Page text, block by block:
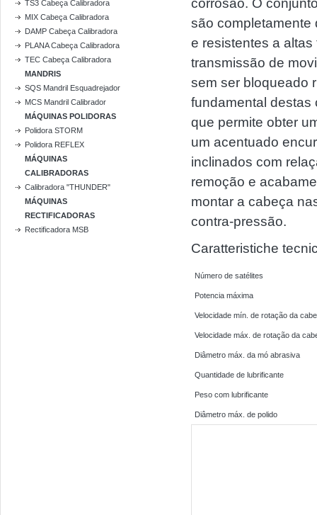
TS3 Cabeça Calibradora
MIX Cabeça Calibradora
DAMP Cabeça Calibradora
PLANA Cabeça Calibradora
TEC Cabeça Calibradora
MANDRIS
SQS Mandril Esquadrejador
MCS Mandril Calibrador
MÁQUINAS POLIDORAS
Polidora STORM
Polidora REFLEX
MÁQUINAS
CALIBRADORAS
Calibradora "THUNDER"
MÁQUINAS
RECTIFICADORAS
Rectificadora MSB
corrosão. O
são completamente
e resistentes a
transmissão de
sem ser bloqueado
fundamental destas
que permite obter
um acentuado
inclinados com
remoção e
montar a cabeça
contra-pressão.
Caratteristiche
Número de satélites
Potencia máxima
Velocidade mín. de rotação da
Velocidade máx. de rotação da
Diâmetro máx. da mó abrasiva
Quantidade de lubrificante
Peso com lubrificante
Diâmetro máx. de polido